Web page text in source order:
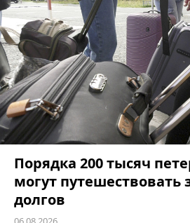
Порядка 200 тысяч
могут путешествовать
долгов